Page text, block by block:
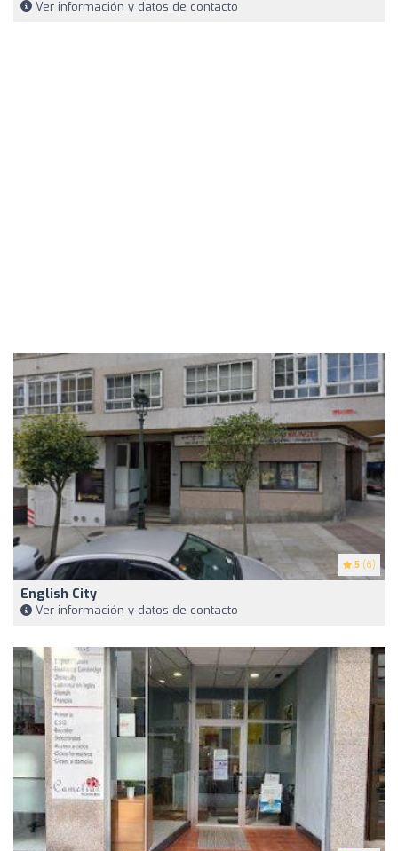
Ver información y datos de contacto
5 (6)
English City
Ver información y datos de contacto